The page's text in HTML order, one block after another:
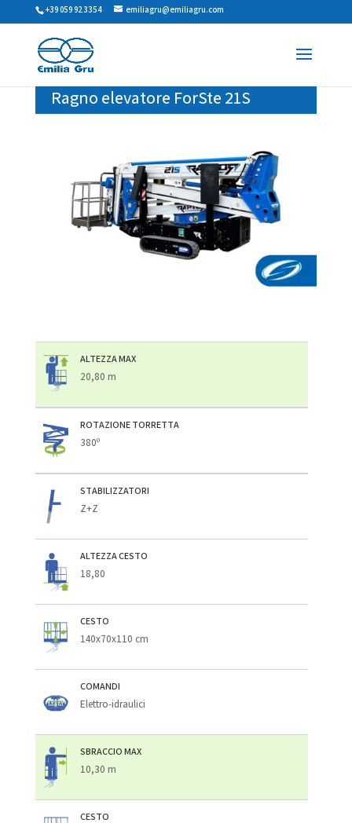
+39 059 923354 emiliagru@emiliagru.com
Ragno elevatore ForSte 21S
ALTEZZA MAX
20,80 m
ROTAZIONE TORRETTA
380º
STABILIZZATORI
Z+Z
ALTEZZA CESTO
18,80
CESTO
140x70x110 cm
COMANDI
Elettro-idraulici
SBRACCIO MAX
10,30 m
CESTO